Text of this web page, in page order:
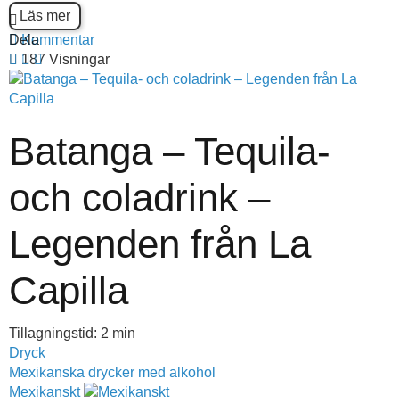
Läs mer
Kommentar
187 Visningar
Dela
Batanga – Tequila-
och coladrink –
Legenden från La
Capilla
Tillagningstid: 2 min
Dryck
Mexikanska drycker med alkohol
Mexikanskt